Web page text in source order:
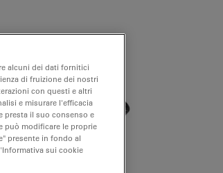
alcuni dei dati fornitici
di fruizione dei nostri
con questi e altri
e misurare l'efficacia
presta il suo consenso e
può modificare le proprie
presente in fondo al
sui cookie